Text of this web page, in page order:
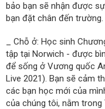
bảo bạn sẽ nhận được
bạn đặt chân đến trường.
_ Chỗ ở: Học sinh
tập tại Norwich - được
để sống ở Vương quốc
Live 2021). Bạn sẽ cảm
các bạn học mới của
của chúng tôi, nằm trong